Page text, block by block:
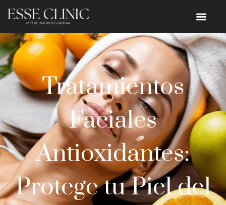
Tratamientos
Faciales
Antioxidantes:
Protege tu Piel del